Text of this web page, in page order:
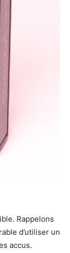
Rappelons
d’utiliser un
accus.